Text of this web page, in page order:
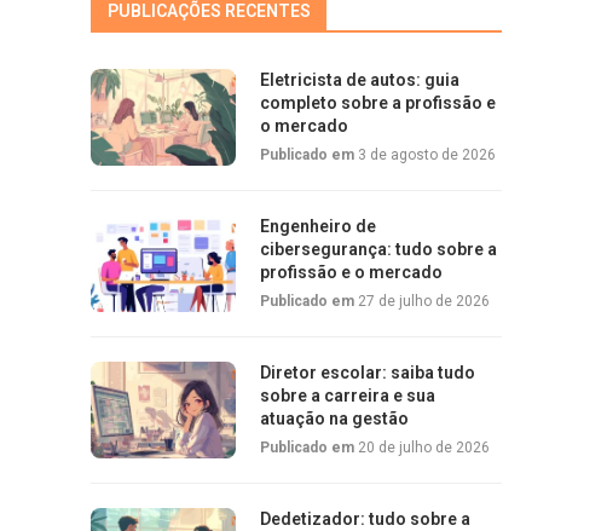
PUBLICAÇÕES RECENTES
Eletricista de autos: guia
completo sobre a profissão e
o mercado
Publicado em 3 de agosto de 2026
Engenheiro de
cibersegurança: tudo sobre a
profissão e o mercado
Publicado em 27 de julho de 2026
Diretor escolar: saiba tudo
sobre a carreira e sua
atuação na gestão
Publicado em 20 de julho de 2026
Dedetizador: tudo sobre a